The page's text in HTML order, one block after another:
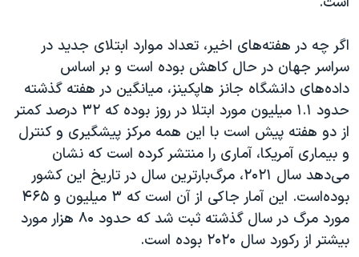
اگر چه در هفته‌های اخیر، تعداد موارد ابتلای جدید در
سراسر جهان در حال کاهش بوده است و بر اساس
داده‌های دانشگاه جانز هاپکینز، میانگین در هفته گذشته
حدود ۱.۱ میلیون مورد ابتلا در روز بوده که ۳۲ درصد کمتر
از دو هفته پیش است با این همه مرکز پیشگیری و کنترل
و بیماری آمریکا، آماری را منتشر کرده است که نشان
می‌دهد سال ۲۰۲۱، مرگ‌بارترین سال در تاریخ این کشور
بوده‌است. این آمار جاکی از آن است که ۳ میلیون و ۴۶۵
مورد مرگ در سال گذشته ثبت شد که حدود ۸۰ هزار مورد
بیشتر از رکورد سال ۲۰۲۰ بوده است.